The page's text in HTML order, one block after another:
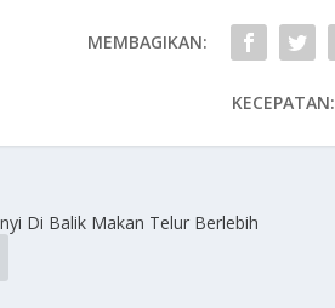
MEMBAGIKAN:
KECEPATAN:
Di Balik Makan Telur Berlebih